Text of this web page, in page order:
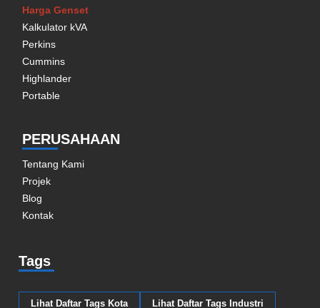
Harga Genset
Kalkulator kVA
Perkins
Cummins
Highlander
Portable
PERUSAHAAN
Tentang Kami
Projek
Blog
Kontak
Tags
Lihat Daftar Tags Kota Lihat Daftar Tags Industri